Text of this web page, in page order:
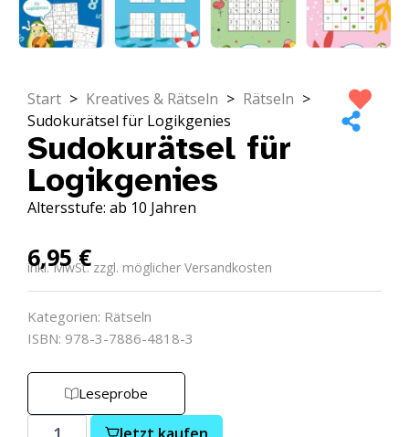
Start > Kreatives & Rätseln > Rätseln >
Sudokurätsel für Logikgenies
Sudokurätsel für
Logikgenies
Altersstufe: ab 10 Jahren
6,95€
inkl. MwSt. zzgl. möglicher Versandkosten
Kategorien: Rätseln
ISBN: 978-3-7886-4818-3
Leseprobe